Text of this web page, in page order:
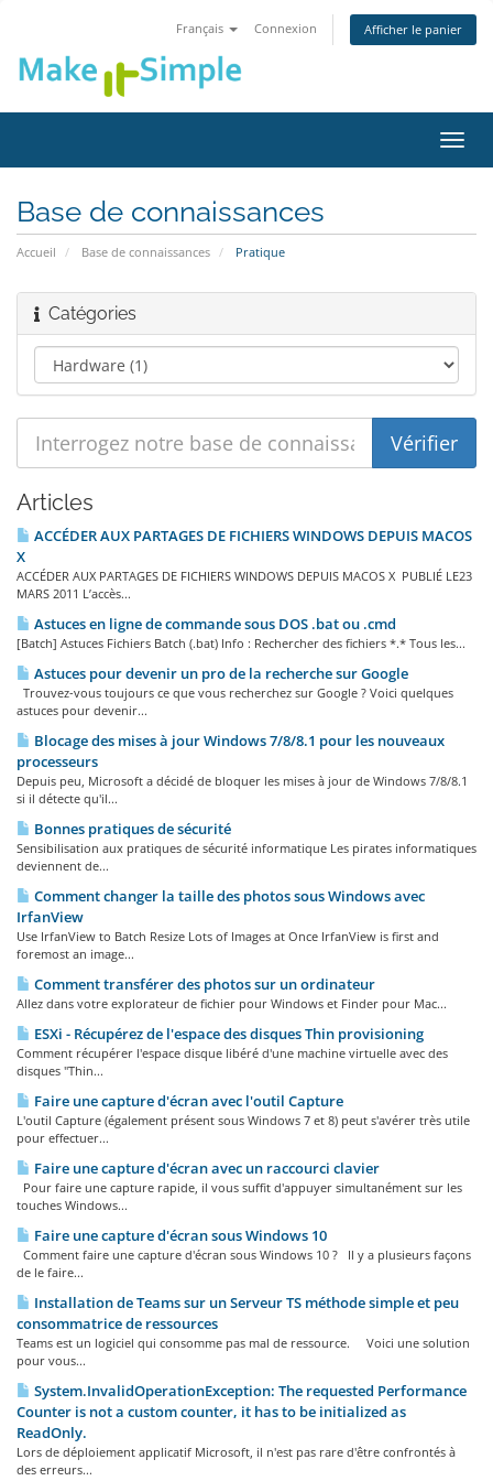
Français Connexion Afficher le panier
la
Base de connaissances
Accueil Base de connaissances Pratique
Catégories
Articles
ACCÉDER AUX PARTAGES DE FICHIERS WINDOWS DEPUIS MACOS
X
ACCÉDER AUX PARTAGES DE FICHIERS WINDOWS DEPUIS MACOS X PUBLIÉ LE23
MARS 2011 L’accès...
Astuces en ligne de commande sous DOS .bat ou .cmd
[Batch] Astuces Fichiers Batch (.bat) Info : Rechercher des fichiers *.* Tous les...
Astuces pour devenir un pro de la recherche sur Google
Trouvez-vous toujours ce que vous recherchez sur Google ? Voici quelques
astuces pour devenir...
Blocage des mises à jour Windows 7/8/8.1 pour les nouveaux
processeurs
Depuis peu, Microsoft a décidé de bloquer les mises à jour de Windows 7/8/8.1
si il détecte qu'il...
Bonnes pratiques de sécurité
Sensibilisation aux pratiques de sécurité informatique Les pirates informatiques
deviennent de...
Comment changer la taille des photos sous Windows avec
IrfanView
Use IrfanView to Batch Resize Lots of Images at Once IrfanView is first and
foremost an image...
Comment transférer des photos sur un ordinateur
Allez dans votre explorateur de fichier pour Windows et Finder pour Mac...
ESXi - Récupérez de l'espace des disques Thin provisioning
Comment récupérer l'espace disque libéré d'une machine virtuelle avec des
disques "Thin...
Faire une capture d'écran avec l'outil Capture
L'outil Capture (également présent sous Windows 7 et 8) peut s'avérer très utile
pour effectuer...
Faire une capture d'écran avec un raccourci clavier
Pour faire une capture rapide, il vous suffit d'appuyer simultanément sur les
touches Windows...
Faire une capture d'écran sous Windows 10
Comment faire une capture d'écran sous Windows 10 ? Il y a plusieurs façons
de le faire...
Installation de Teams sur un Serveur TS méthode simple et peu
consommatrice de ressources
Teams est un logiciel qui consomme pas mal de ressource. Voici une solution
pour vous...
System.InvalidOperationException: The requested Performance
Counter is not a custom counter, it has to be initialized as
ReadOnly.
Lors de déploiement applicatif Microsoft, il n'est pas rare d'être confrontés à
des erreurs...